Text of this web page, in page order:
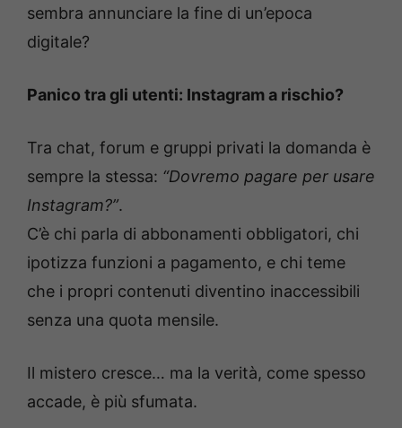
sembra annunciare la fine di un’epoca
digitale?
Panico tra gli utenti: Instagram a rischio?
Tra chat, forum e gruppi privati la domanda è
sempre la stessa: “Dovremo pagare per usare
Instagram?”.
C’è chi parla di abbonamenti obbligatori, chi
ipotizza funzioni a pagamento, e chi teme
che i propri contenuti diventino inaccessibili
senza una quota mensile.
Il mistero cresce… ma la verità, come spesso
accade, è più sfumata.